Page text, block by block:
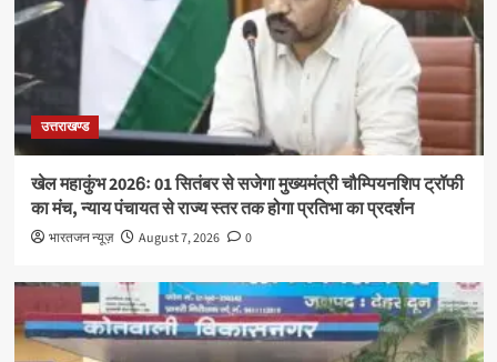
उत्तराखण्ड
खेल महाकुंभ 2026ः 01 सितंबर से सजेगा मुख्यमंत्री चौम्पियनशिप ट्रॉफी
का मंच, न्याय पंचायत से राज्य स्तर तक होगा प्रतिभा का प्रदर्शन
भारतजन न्यूज़ August 7, 2026 0